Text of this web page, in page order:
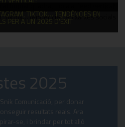
TIKTOK… TENDÈNCIES EN
PER A UN 2025 D'ÈXIT
2025
Comunicació, per donar
resultats reals. Ara
se, i brindar per tot allò